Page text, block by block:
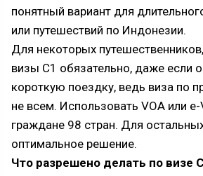
понятный вариант для
или путешествий по Индонезии.
Для некоторых
визы С1 обязательно, даже если
короткую поездку, ведь виза по
не всем. Использовать VOA или e-
граждане 98 стран. Для
оптимальное решение.
Что разрешено делать по визе